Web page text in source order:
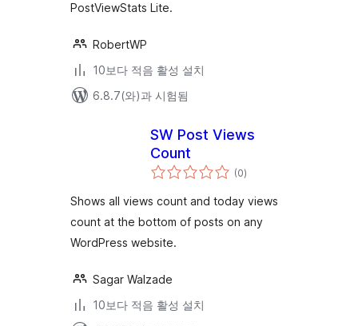
PostViewStats Lite.
RobertWP
10보다 적음 활성 설치
6.8.7(와)과 시험됨
SW Post Views
Count
(0전
체
점
)
Shows all views count and today views
count at the bottom of posts on any
WordPress website.
Sagar Walzade
10보다 적음 활성 설치